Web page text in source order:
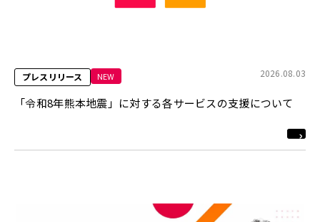
プレスリリース NEW 2026.08.03
「令和8年熊本地震」に対する各サービスの支援について